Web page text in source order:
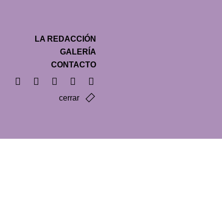
LA REDACCIÓN
GALERÍA
CONTACTO
cerrar